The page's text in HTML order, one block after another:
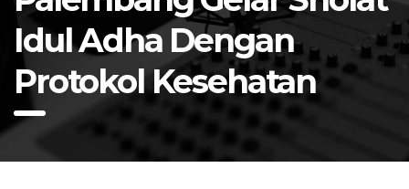
Idul Adha Dengan
Protokol Kesehatan